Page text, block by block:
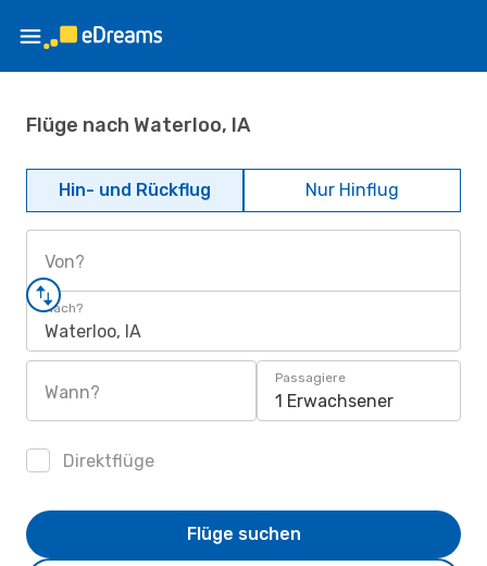
Flüge nach Waterloo, IA
Hin- und Rückflug Nur Hinflug
Von?
Nach?
Waterloo, IA
Wann?
Passagiere
1 Erwachsener
Direktflüge
Flüge suchen